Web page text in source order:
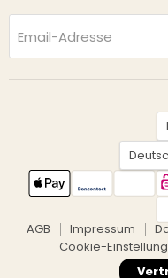
Email-Adresse
AGB Impressum
Cookie-